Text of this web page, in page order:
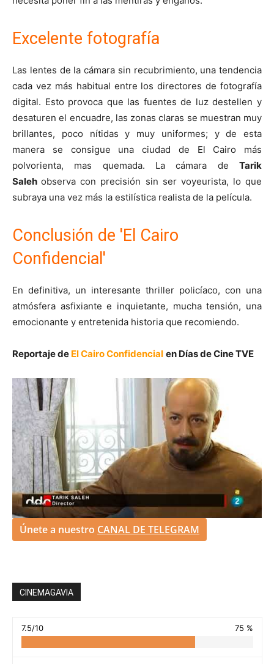
Excelente fotografía
Las lentes de la cámara sin recubrimiento, una tendencia
cada vez más habitual entre los directores de fotografía
digital. Esto provoca que las fuentes de luz destellen y
desaturen el encuadre, las zonas claras se muestran muy
brillantes, poco nítidas y muy uniformes; y de esta
manera se consigue una ciudad de El Cairo más
polvorienta, mas quemada. La cámara de Tarik
Salehobserva con precisión sin ser voyeurista, lo que
subraya una vez más la estilística realista de la película.
Conclusión de 'El Cairo
Confidencial'
En definitiva, un interesante thriller policíaco, con una
atmósfera asfixiante e inquietante, mucha tensión, una
emocionante y entretenida historia que recomiendo.
Reportaje de El Cairo Confidencial en Días de Cine TVE
Únete a nuestro CANAL DE TELEGRAM
CINEMAGAVIA
7.5/10 75 %